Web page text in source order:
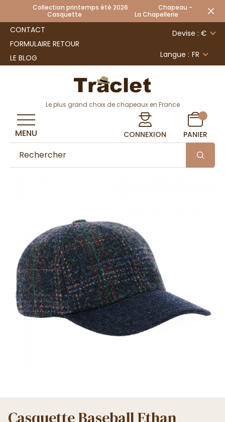
Collection printemps été 2026 Chapeau -
Casquette La Chapellerie
CONTACT
FORMULAIRE RETOUR
LE BLOG
Devise : €
Langue : FR
Le plus grand choix de chapeaux en France
CONNEXION PANIER
MENU
Casquette Baseball Ethan